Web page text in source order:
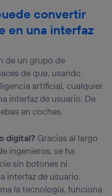
convertir
en una interfaz
de un grupo de
de que, usando
artificial, cualquier
interfaz de usuario. De
en coches.
digital? Gracias al largo
ingenieros, se ha
sin botones ni
interfaz de usuario.
la tecnología, funciona